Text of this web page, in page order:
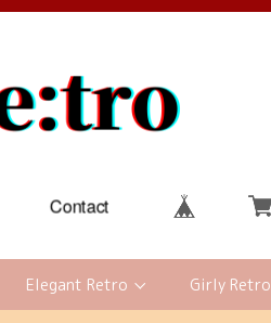
Contact
Elegant Retro Girly Retro